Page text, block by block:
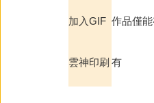
加入GIF 作品僅
雲神印刷 有